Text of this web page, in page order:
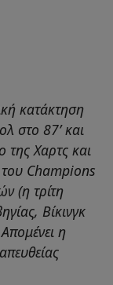
κατάκτηση
στο 87’ και
της Χαρτς και
του Champions
(η τρίτη
Βίκινγκ
η